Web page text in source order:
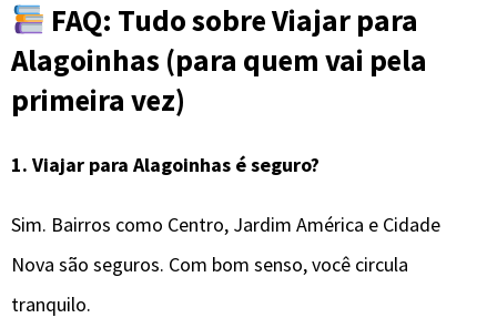
FAQ: Tudo sobre Viajar para
Alagoinhas (para quem vai pela
primeira vez)
1. Viajar para Alagoinhas é seguro?
Sim. Bairros como Centro, Jardim América e Cidade
Nova são seguros. Com bom senso, você circula
tranquilo.